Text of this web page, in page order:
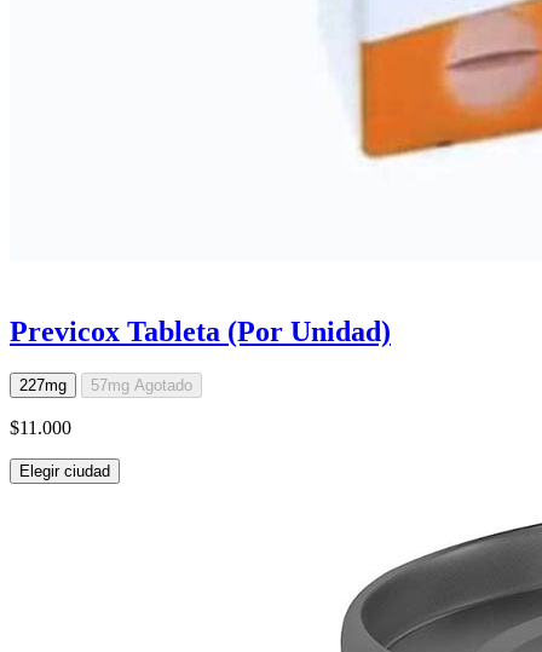
Previcox Tableta (Por Unidad)
227mg 57mg Agotado
$11.000
Elegir ciudad